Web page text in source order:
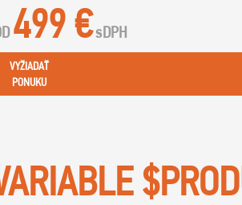
499 € sDPH
VYŽIADAŤ
PONUKU